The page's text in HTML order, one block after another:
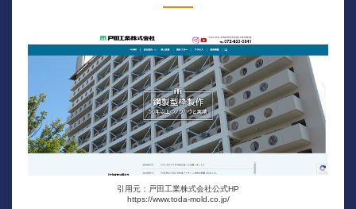
引用元：戸田工業株式会社公式HP
https://www.toda-mold.co.jp/